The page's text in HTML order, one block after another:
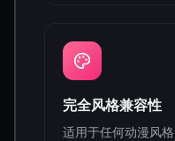
完全风格兼容性
适用于任何动漫风